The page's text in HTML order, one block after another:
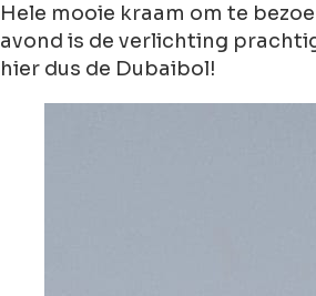
Hele mooie kraam om te
avond is de verlichting
hier dus de Dubaibol!